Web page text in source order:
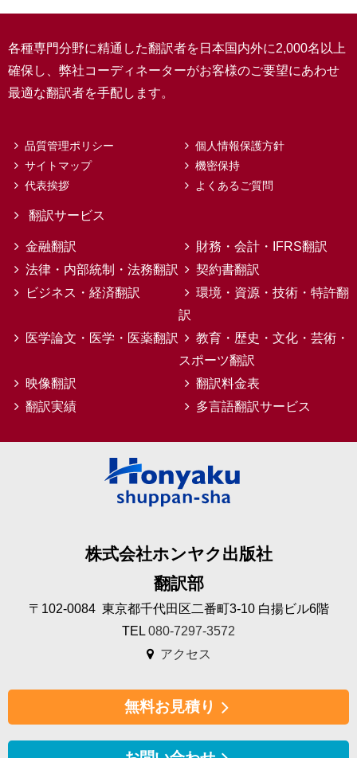
各種専門分野に精通した翻訳者を日本国内外に2,000名以上
確保し、弊社コーディネーターがお客様のご要望にあわせ
最適な翻訳者を手配します。
品質管理ポリシー
サイトマップ
代表挨拶
個人情報保護方針
機密保持
よくあるご質問
翻訳サービス
金融翻訳
財務・会計・IFRS翻訳
法律・内部統制・法務翻訳
契約書翻訳
ビジネス・経済翻訳
環境・資源・技術・特許翻
訳
医学論文・医学・医薬翻訳
教育・歴史・文化・芸術・
スポーツ翻訳
映像翻訳
翻訳料金表
翻訳実績
多言語翻訳サービス
株式会社ホンヤク出版社
翻訳部
〒102-0084 東京都千代田区二番町3-10 白揚ビル6階
TEL 080-7297-3572
アクセス
無料お見積り